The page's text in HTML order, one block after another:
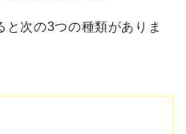
と次の3つの種類がありま